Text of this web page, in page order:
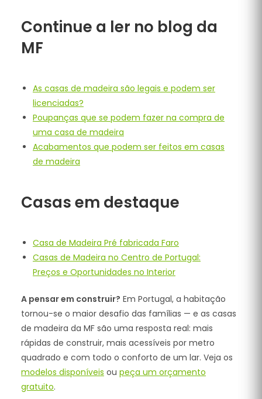
Continue a ler no blog da
MF
As casas de madeira são legais e podem ser
licenciadas?
Poupanças que se podem fazer na compra de
uma casa de madeira
Acabamentos que podem ser feitos em casas
de madeira
Casas em destaque
Casa de Madeira Pré fabricada Faro
Casas de Madeira no Centro de Portugal:
Preços e Oportunidades no Interior
A pensar em construir? Em Portugal, a habitação
tornou-se o maior desafio das famílias — e as casas
de madeira da MF são uma resposta real: mais
rápidas de construir, mais acessíveis por metro
quadrado e com todo o conforto de um lar. Veja os
modelos disponíveis ou peça um orçamento
gratuito.